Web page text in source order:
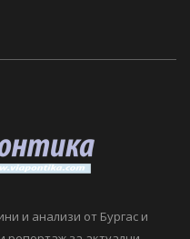
и анализи от Бургас и